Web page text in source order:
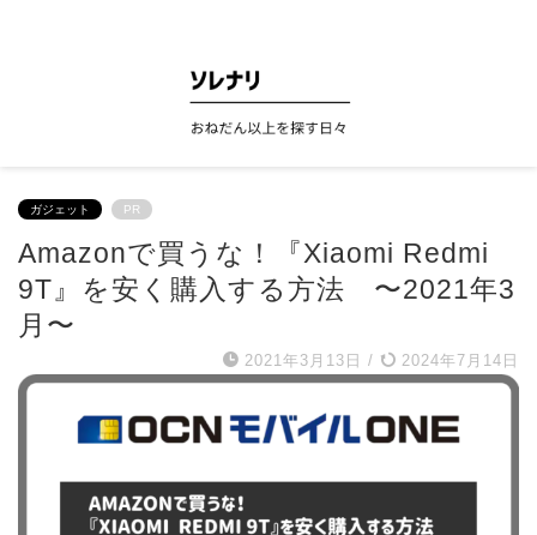
ガジェット PR
Amazonで買うな！『Xiaomi Redmi
9T』を安く購入する方法 〜2021年3
月〜
2021年3月13日 / 2024年7月14日